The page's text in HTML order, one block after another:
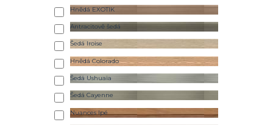
Hnědá EXOTIK
Antracitově šedá
Šedá Iroise
Hnědá Colorado
Šedá Ushuaïa
Šedá Cayenne
Nuances Ipé